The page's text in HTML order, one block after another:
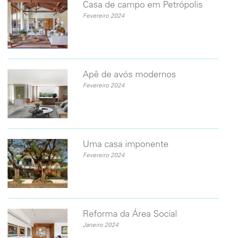
Casa de campo em Petrópolis
Fevereiro 2024
​Apê de avós modernos
Fevereiro 2024
Uma casa imponente
Fevereiro 2024
Reforma da Área Social
Janeiro 2024